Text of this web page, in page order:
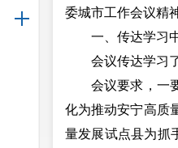
委城市工作会议精
一、传达学习中
会议传达学习了
会议要求，一要
化为推动安宁高质
量发展试点县为抓